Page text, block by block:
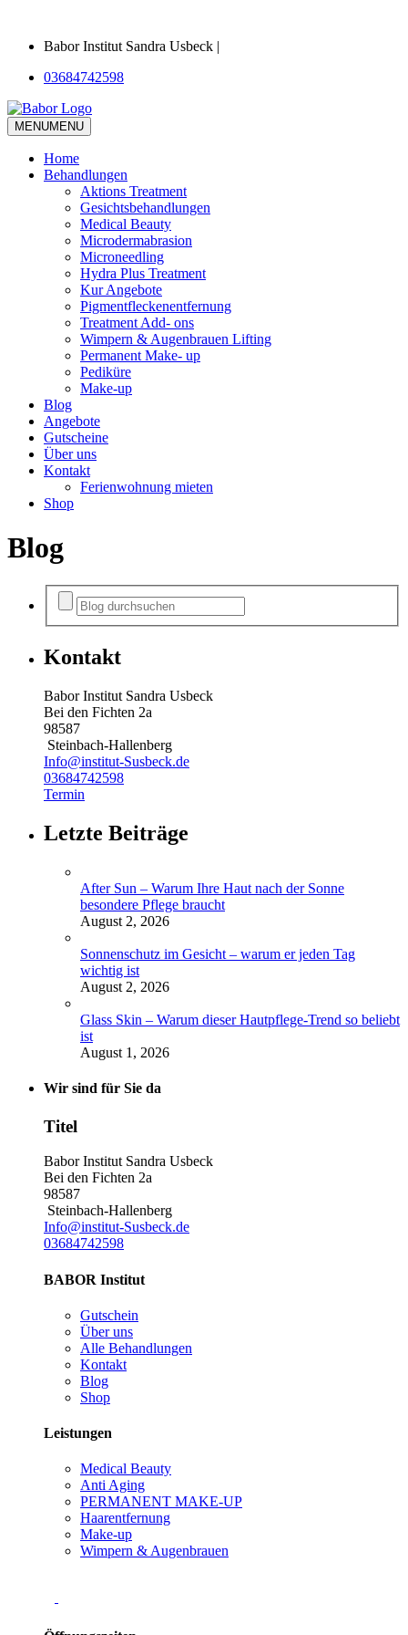
Babor Institut Sandra Usbeck |
03684742598
MENUMENU
Home
Behandlungen
Aktions Treatment
Gesichtsbehandlungen
Medical Beauty
Microdermabrasion
Microneedling
Hydra Plus Treatment
Kur Angebote
Pigmentfleckenentfernung
Treatment Add- ons
Wimpern & Augenbrauen Lifting
Permanent Make- up
Pediküre
Make-up
Blog
Angebote
Gutscheine
Über uns
Kontakt
Ferienwohnung mieten
Shop
Blog
Kontakt
Babor Institut Sandra Usbeck
Bei den Fichten 2a
98587
Steinbach-Hallenberg
Info@institut-Susbeck.de
03684742598
Termin
Letzte Beiträge
After Sun – Warum Ihre Haut nach der Sonne
besondere Pflege braucht
August 2, 2026
Sonnenschutz im Gesicht – warum er jeden Tag
wichtig ist
August 2, 2026
Glass Skin – Warum dieser Hautpflege-Trend so beliebt
ist
August 1, 2026
Wir sind für Sie da
Titel
Babor Institut Sandra Usbeck
Bei den Fichten 2a
98587
Steinbach-Hallenberg
Info@institut-Susbeck.de
03684742598
BABOR Institut
Gutschein
Über uns
Alle Behandlungen
Kontakt
Blog
Shop
Leistungen
Medical Beauty
Anti Aging
PERMANENT MAKE-UP
Haarentfernung
Make-up
Wimpern & Augenbrauen